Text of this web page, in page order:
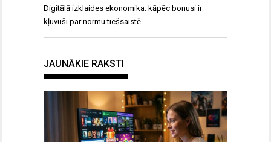
Digitālā izklaides ekonomika: kāpēc bonusi ir
kļuvuši par normu tiešsaistē
JAUNĀKIE RAKSTI